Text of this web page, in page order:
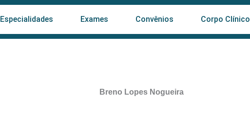
Especialidades Exames Convênios Corpo Clínico
Breno Lopes Nogueira